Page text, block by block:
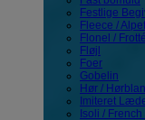
Festlige
Fleece /
Flonel / Frotté
Fløjl
Foer
Gobelin
Hør /
Imiteret
Isoli / French